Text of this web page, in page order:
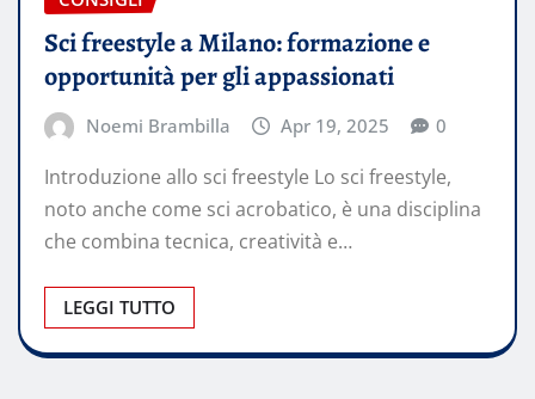
Sci freestyle a Milano: formazione e
opportunità per gli appassionati
Noemi Brambilla Apr 19, 2025 0
Introduzione allo sci freestyle Lo sci freestyle,
noto anche come sci acrobatico, è una disciplina
che combina tecnica, creatività e…
LEGGI TUTTO